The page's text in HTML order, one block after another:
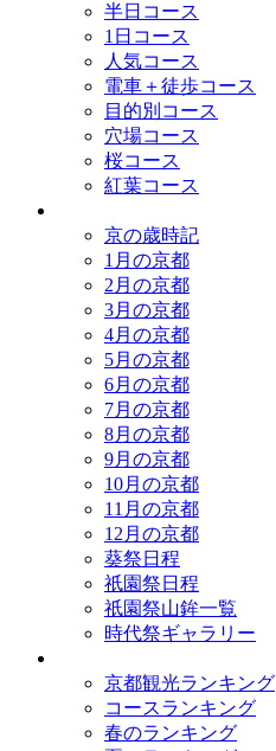
半日コース
1日コース
人気コース
電車＋徒歩コース
目的別コース
穴場コース
桜コース
紅葉コース
京の歳時記
1月の京都
2月の京都
3月の京都
4月の京都
5月の京都
6月の京都
7月の京都
8月の京都
9月の京都
10月の京都
11月の京都
12月の京都
葵祭日程
祇園祭日程
祇園祭山鉾一覧
時代祭ギャラリー
京都観光ランキング
コースランキング
春のランキング